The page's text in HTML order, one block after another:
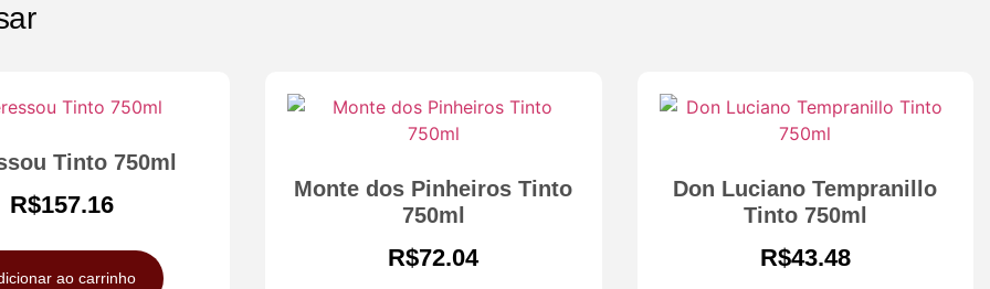
Tinto 750ml
R$157.16
ao carrinho
Monte dos Pinheiros Tinto
750ml
R$72.04
Don Luciano Tempranillo
Tinto 750ml
R$43.48